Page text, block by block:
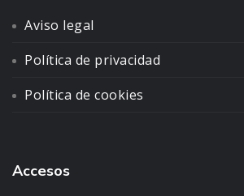
Aviso legal
Política de privacidad
Política de cookies
Accesos